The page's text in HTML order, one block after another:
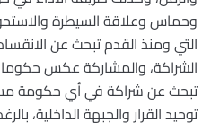
وحماس وعلاقة السيطرة
التي ومنذ القدم تبحث عن
الشراكة، والمشاركة عكس
تبحث عن شراكة في أي حكومة
توحيد القرار والجبهة الداخلية،